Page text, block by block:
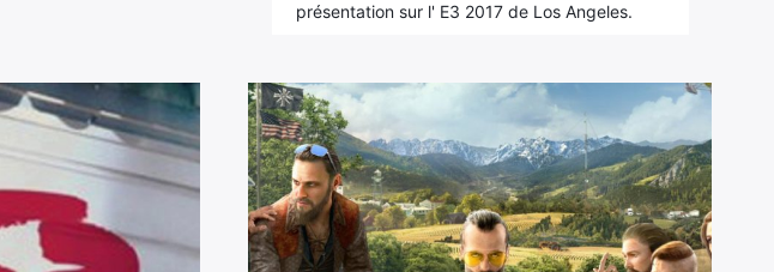
présentation sur l' E3 2017 de Los Angeles.